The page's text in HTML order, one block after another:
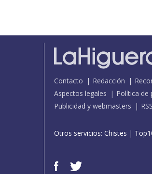
Contacto Redacción
Aspectos legales
Política de
Publicidad y webmasters
RSS
Otros servicios: Chistes |